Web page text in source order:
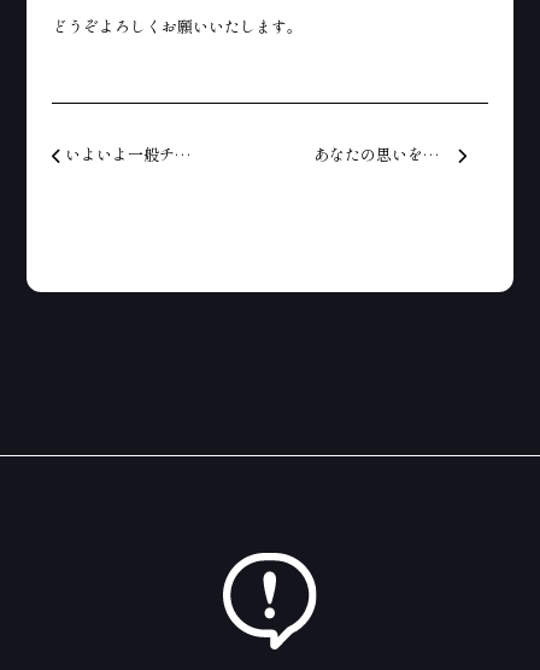
どうぞよろしくお願いいたします。
投稿ナビゲーション
いよいよ一般チケット販売開始！ あなたの思いを夏の夜空にとどけてみませんか!メッセージ花火を大募集！！